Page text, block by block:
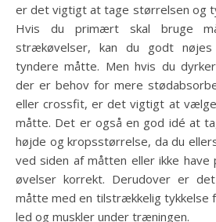
er det vigtigt at tage størrelsen og
Hvis du primært skal bruge
strækøvelser, kan du godt
tyndere måtte. Men hvis du
der er behov for mere
eller crossfit, er det vigtigt at
måtte. Det er også en god idé at
højde og kropsstørrelse, da du
ved siden af måtten eller ikke have
øvelser korrekt. Derudover er
måtte med en tilstrækkelig tykkelse
led og muskler under træningen.